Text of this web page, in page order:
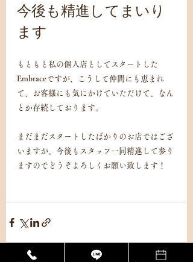
今後も精進してまいり
ます
もともと私の個人店としてスタートした
Embraceですが、こうして仲間にも恵まれ
て、お客様にも気にかけていただけて、なん
とか存続しております。
まだまだスタートしたばかりのお店ではござ
いますが、今後もスタッフ一同精進して参り
ますのでどうぞよろしくお願い致します！